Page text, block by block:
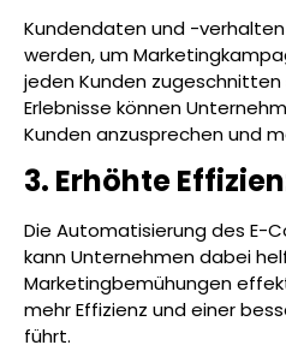
Kundendaten und -
werden, um
jeden Kunden zugeschnitten
Erlebnisse können
Kunden anzusprechen und
3. Erhöhte
Die Automatisierung des E-
kann Unternehmen dabei
Marketingbemühungen
mehr Effizienz und einer
führt.